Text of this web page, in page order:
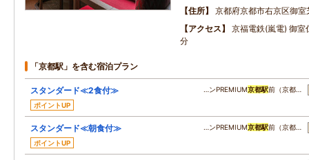
住所
京都府京都市右京区御室
アクセス
京福電鉄(嵐電) 御室
分
「京都駅」を含む宿泊プラン
スタンダード≪2食付≫
ポイントUP
…ンPREMIUM京都駅前（京都…
スタンダード≪朝食付≫
ポイントUP
…ンPREMIUM京都駅前（京都…